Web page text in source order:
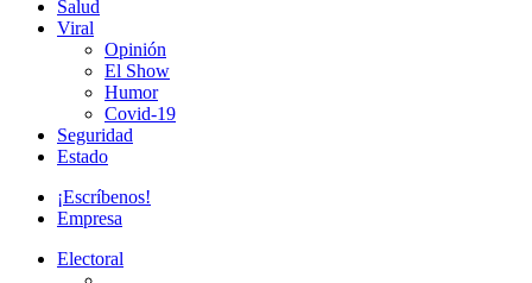
Salud
Viral
Opinión
El Show
Humor
Covid-19
Seguridad
Estado
¡Escríbenos!
Empresa
Electoral